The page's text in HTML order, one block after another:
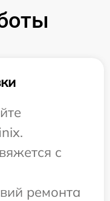
с
ремонта